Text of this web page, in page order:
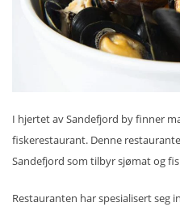
I hjertet av Sandefjord by finner
fiskerestaurant. Denne
Sandefjord som tilbyr sjømat og
Restauranten har spesialisert seg